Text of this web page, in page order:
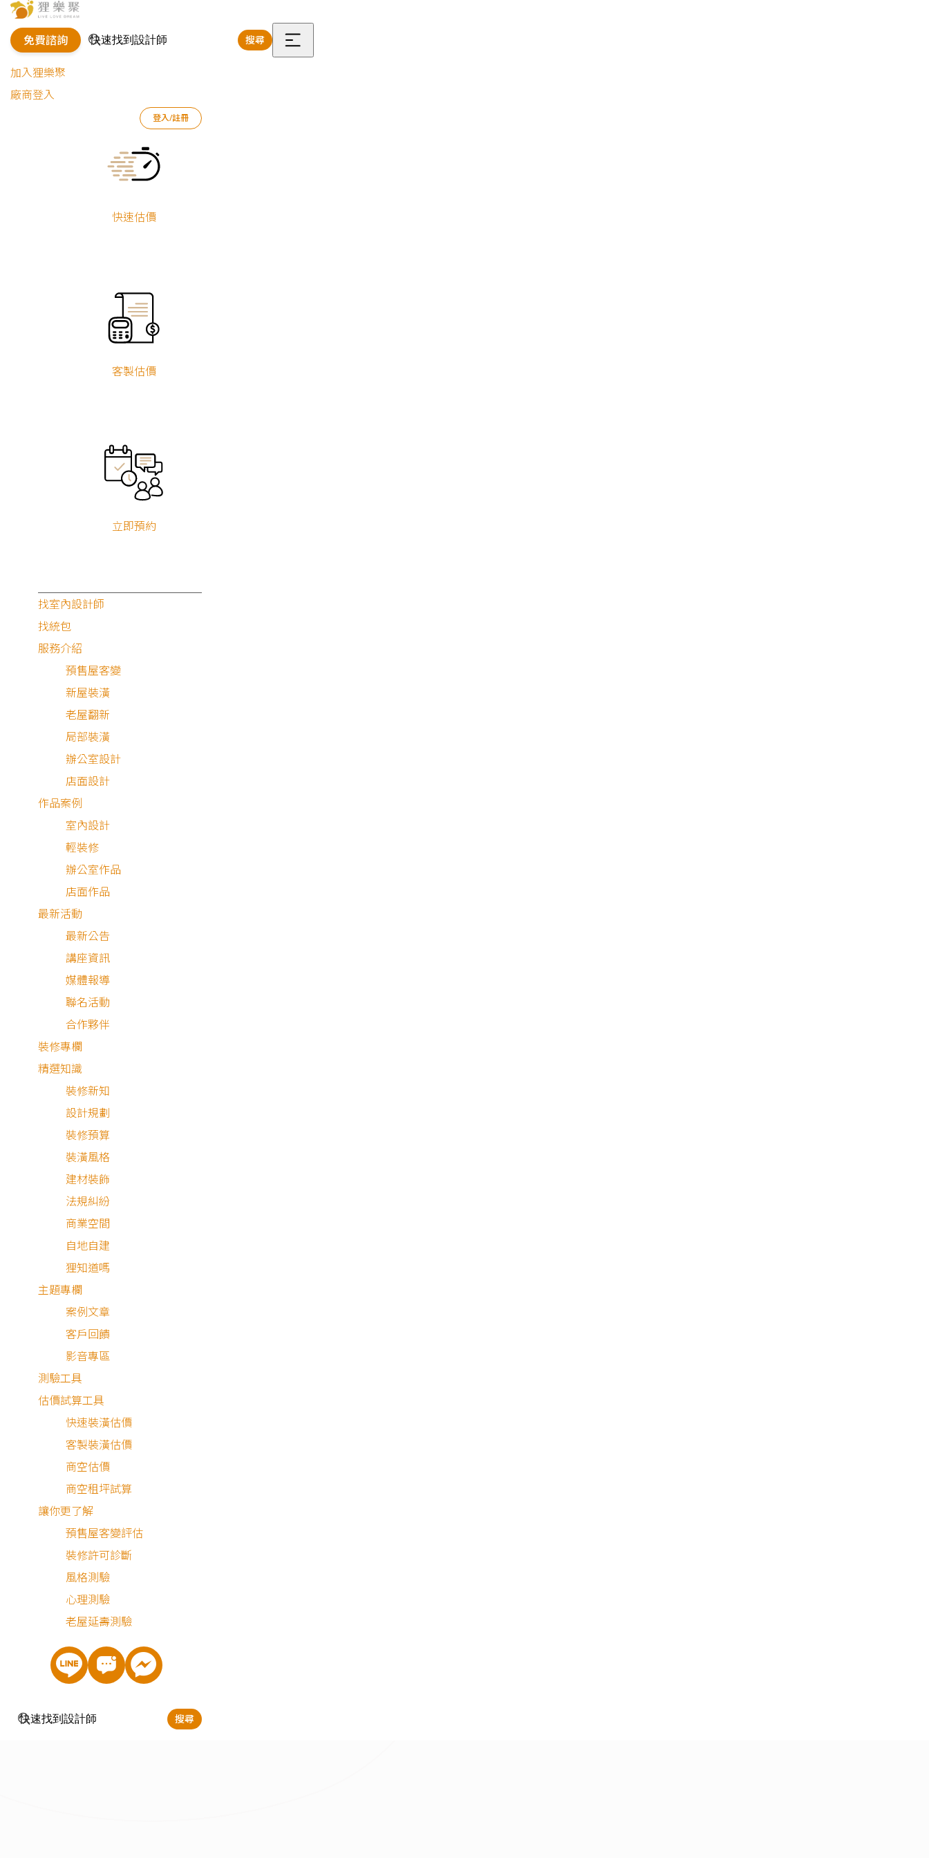
免費諮詢 搜尋
選
加入狸樂聚
廠商登入
登入/註冊
快速估價
客製估價
立即預約
找室內設計師
找統包
服務介紹
預售屋客變
新屋裝潢
老屋翻新
局部裝潢
辦公室設計
店面設計
作品案例
室內設計
輕裝修
辦公室作品
店面作品
最新活動
最新公告
講座資訊
媒體報導
聯名活動
合作夥伴
裝修專欄
精選知識
裝修新知
設計規劃
裝修預算
裝潢風格
建材裝飾
法規糾紛
商業空間
自地自建
狸知道嗎
主題專欄
案例文章
客戶回饋
影音專區
測驗工具
估價試算工具
快速裝潢估價
客製裝潢估價
商空估價
商空租坪試算
讓你更了解
預售屋客變評估
裝修許可診斷
風格測驗
心理測驗
老屋延壽測驗
搜尋
輕裝修作品 王俊皓